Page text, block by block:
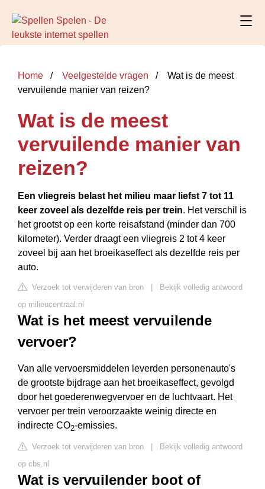
Home Veelgestelde vragen
Wat is de meest
vervuilende manier van reizen?
Wat is de meest
vervuilende manier van
reizen?
Een vliegreis belast het milieu maar liefst 7 tot 11
keer zoveel als dezelfde reis per trein. Het verschil is
het grootst op een korte reisafstand (minder dan 700
kilometer). Verder draagt een vliegreis 2 tot 4 keer
zoveel bij aan het broeikaseffect als dezelfde reis per
auto.
Verzoek tot verwijderen van bron
Bekijk volledig antwoord
op milieucentraal.nl
Wat is het meest vervuilende
vervoer?
Van alle vervoersmiddelen leverden personenauto's
de grootste bijdrage aan het broeikaseffect, gevolgd
door het goederenwegvervoer en de luchtvaart. Het
vervoer per trein veroorzaakte weinig directe en
indirecte CO2-emissies.
Verzoek tot verwijderen van bron
Bekijk volledig antwoord
op cbs.nl
Wat is vervuilender boot of